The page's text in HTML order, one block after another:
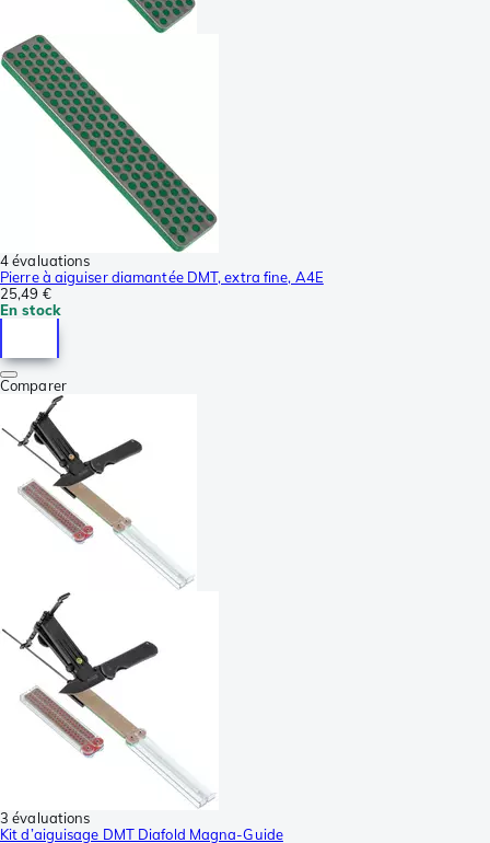
4 évaluations
Pierre à aiguiser diamantée DMT, extra fine, A4E
25,49 €
En stock
Comparer
3 évaluations
Kit d’aiguisage DMT Diafold Magna-Guide